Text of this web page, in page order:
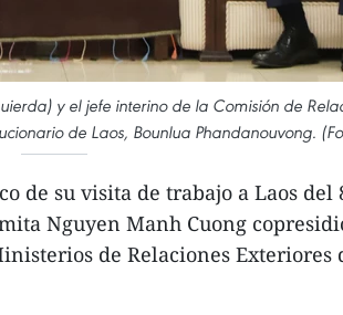
y el jefe interino de la Comisión de
de Laos, Bounlua Phandanouvong.
de su visita de trabajo a Laos del
Nguyen Manh Cuong
de Relaciones Exteriores